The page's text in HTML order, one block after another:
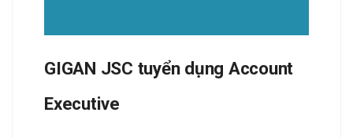
GIGAN JSC tuyển dụng Account
Executive